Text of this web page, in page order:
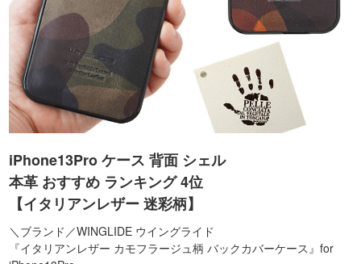
iPhone13Pro ケース 背面 シェル
本革 おすすめ ランキング 4位
【イタリアンレザー 迷彩柄】
＼ブランド／WINGLIDE ウイングライド
『イタリアンレザー カモフラージュ柄 バックカバーケース』for